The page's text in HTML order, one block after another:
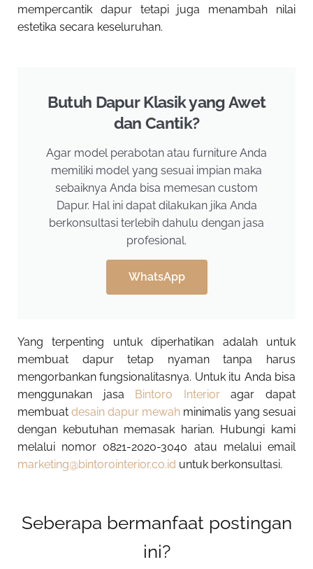
mempercantik dapur tetapi juga menambah nilai
estetika secara keseluruhan.
Butuh Dapur Klasik yang Awet
dan Cantik?
Agar model perabotan atau furniture Anda
memiliki model yang sesuai impian maka
sebaiknya Anda bisa memesan custom
Dapur. Hal ini dapat dilakukan jika Anda
berkonsultasi terlebih dahulu dengan jasa
profesional.
WhatsApp
Yang terpenting untuk diperhatikan adalah untuk
membuat dapur tetap nyaman tanpa harus
mengorbankan fungsionalitasnya. Untuk itu Anda bisa
menggunakan jasa Bintoro Interioragar dapat
membuat desain dapur mewah minimalis yang sesuai
dengan kebutuhan memasak harian. Hubungi kami
melalui nomor 0821-2020-3040 atau melalui email
marketing@bintorointerior.co.id untuk berkonsultasi.
Seberapa bermanfaat postingan
ini?